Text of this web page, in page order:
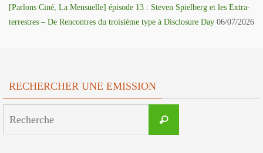
[Parlons Ciné, La Mensuelle] épisode 13 : Steven Spielberg et les Extra-
terrestres – De Rencontres du troisième type à Disclosure Day 06/07/2026
RECHERCHER UNE EMISSION
Recherche